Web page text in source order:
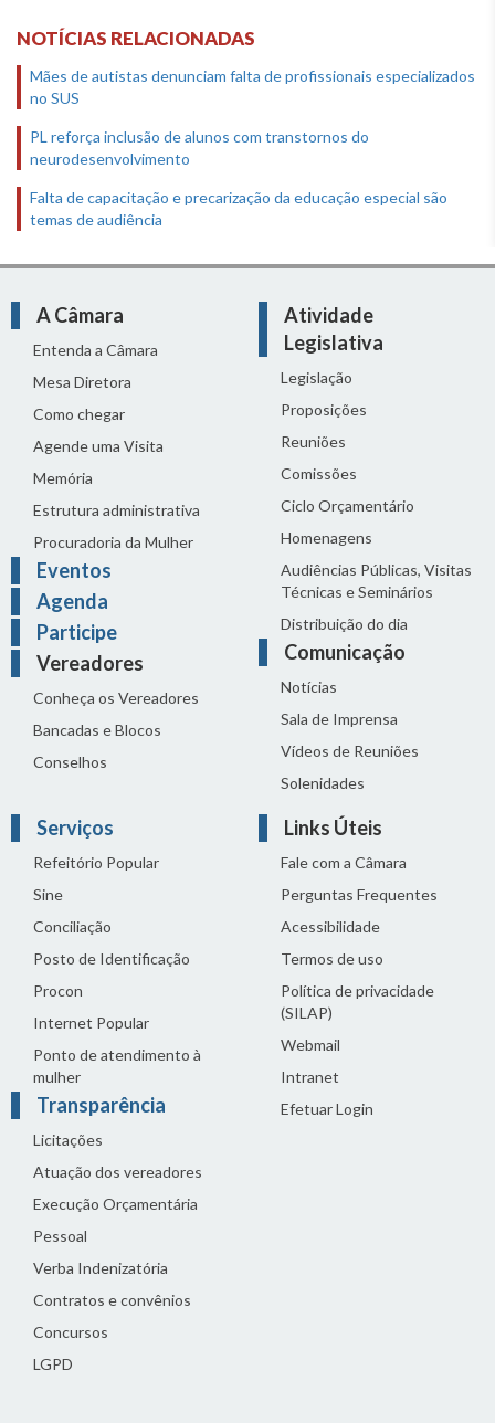
NOTÍCIAS RELACIONADAS
Mães de autistas denunciam falta de profissionais especializados
no SUS
PL reforça inclusão de alunos com transtornos do
neurodesenvolvimento
Falta de capacitação e precarização da educação especial são
temas de audiência
A Câmara
Entenda a Câmara
Mesa Diretora
Como chegar
Agende uma Visita
Memória
Estrutura administrativa
Procuradoria da Mulher
Eventos
Agenda
Participe
Vereadores
Conheça os Vereadores
Bancadas e Blocos
Conselhos
Atividade
Legislativa
Legislação
Proposições
Reuniões
Comissões
Ciclo Orçamentário
Homenagens
Audiências Públicas, Visitas
Técnicas e Seminários
Distribuição do dia
Comunicação
Notícias
Sala de Imprensa
Vídeos de Reuniões
Solenidades
Serviços
Refeitório Popular
Sine
Conciliação
Posto de Identificação
Procon
Internet Popular
Ponto de atendimento à
mulher
Transparência
Licitações
Atuação dos vereadores
Execução Orçamentária
Pessoal
Verba Indenizatória
Contratos e convênios
Concursos
LGPD
Links Úteis
Fale com a Câmara
Perguntas Frequentes
Acessibilidade
Termos de uso
Política de privacidade
(SILAP)
Webmail
Intranet
Efetuar Login